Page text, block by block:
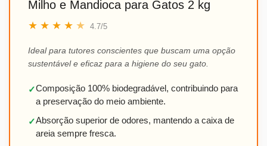
Milho e Mandioca para Gatos 2 kg
★ ★ ★ ★ ★ 4.7/5
Ideal para tutores conscientes que buscam uma opção
sustentável e eficaz para a higiene do seu gato.
✓Composição 100% biodegradável, contribuindo para
a preservação do meio ambiente.
✓Absorção superior de odores, mantendo a caixa de
areia sempre fresca.